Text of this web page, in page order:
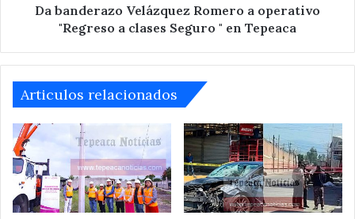
SeguroDa banderazo Velázquez Romero a operativo
"Regreso a clases Seguro " en Tepeaca
Articulos relacionados